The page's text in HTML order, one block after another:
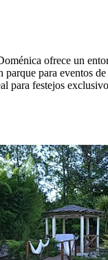
ofrece un
para eventos de
para festejos